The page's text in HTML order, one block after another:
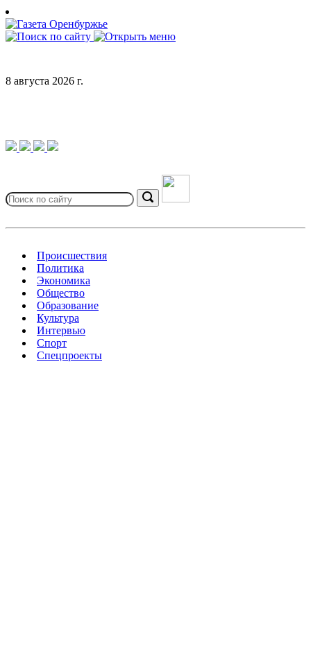
Skip
to
content
8 августа 2026 г.
for:
Search
Происшествия
Политика
Экономика
Общество
Образование
Культура
Интервью
Спорт
Спецпроекты